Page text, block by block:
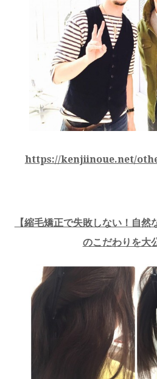
https://kenjiinoue.net/
【縮毛矯正で失敗しない！自然
のこだわりを大